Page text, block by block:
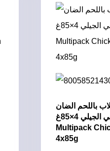
باللحم الضان
والدجاج في الجيلي 4×85غ – Schesir Dog
Multipack
4x85g